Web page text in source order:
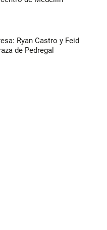
Ryan Castro y Feid
de Pedregal